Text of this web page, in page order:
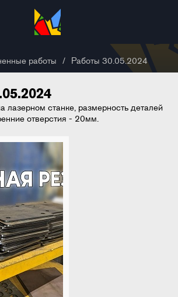
работы / Работы 30.05.2024
лазерном станке, размерность деталей
отверстия - 20мм.